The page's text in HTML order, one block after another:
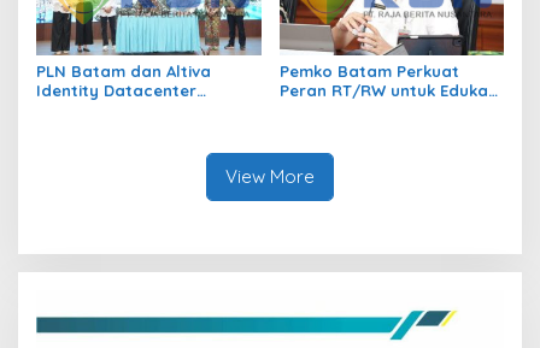
PLN Batam dan Altiva
Identity Datacenter
sebagai Pusat Ekonomi
Pemko Batam Perkuat
Peran RT/RW untuk Edukasi
View More